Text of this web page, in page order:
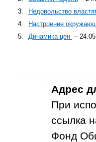
3.
Недовольство
4.
Настроение
5.
Динамика цен –
Адрес
При
ссылка
Фонд